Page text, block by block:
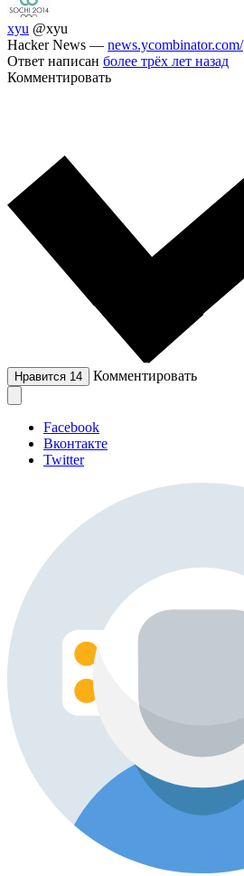
xyu @xyu
Hacker News — news.ycombinator.com/
Ответ написан более трёх лет назад
Комментировать
Нравится 14 Комментировать
Facebook
Вконтакте
Twitter